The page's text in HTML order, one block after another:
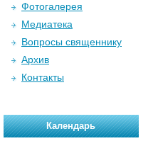
Фотогалерея
Медиатека
Вопросы священнику
Архив
Контакты
Календарь